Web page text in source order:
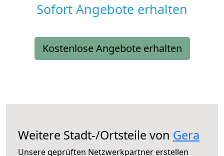
Sofort Angebote erhalten
Kostenlose Angebote erhalten
Weitere Stadt-/Ortsteile von Gera
Unsere geprüften Netzwerkpartner erstellen